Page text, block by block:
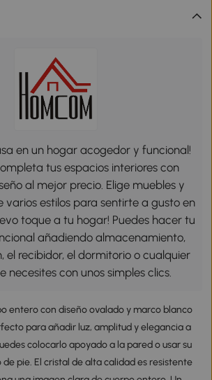
en un hogar acogedor y funcional!
tus espacios interiores con
al mejor precio. Elige muebles y
varios estilos para sentirte a gusto en
toque a tu hogar! Puedes hacer tu
añadiendo almacenamiento,
el recibidor, el dormitorio o cualquier
necesites con unos simples clics.
entero con diseño ovalado y marco blanco
para añadir luz, amplitud y elegancia a
colocarlo apoyado a la pared o usar su
pie. El cristal de alta calidad es resistente